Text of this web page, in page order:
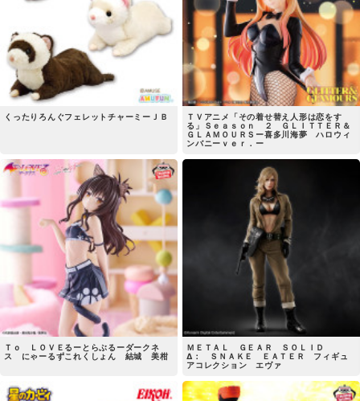
くったりろんぐフェレットチャーミーＪＢ
ＴＶアニメ「その着せ替え人形は恋をす
る」Ｓｅａｓｏｎ ２ ＧＬＩＴＴＥＲ＆
ＧＬＡＭＯＵＲＳー喜多川海夢 ハロウィ
ンバニーｖｅｒ．ー
Ｔｏ ＬＯＶＥるーとらぶるーダークネ
ス にゃーるずこれくしょん 結城 美柑
ＭＥＴＡＬ ＧＥＡＲ ＳＯＬＩＤ
Δ： ＳＮＡＫＥ ＥＡＴＥＲ フィギュ
アコレクション エヴァ